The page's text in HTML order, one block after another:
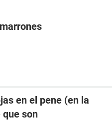
en el pene (en la
que son